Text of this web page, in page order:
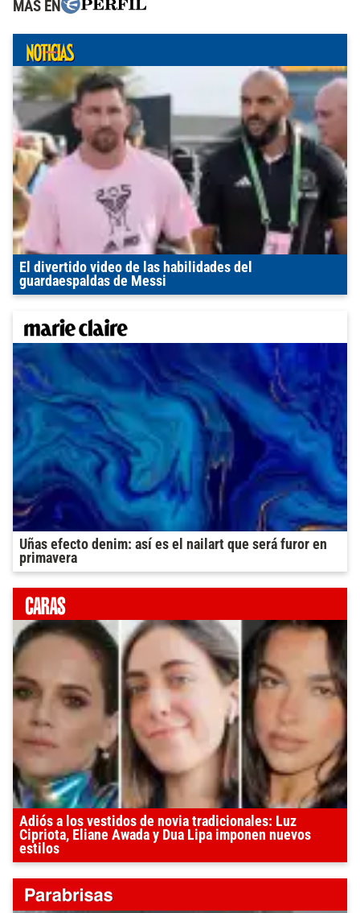
MÁS EN
El divertido video de las habilidades del
guardaespaldas de Messi
Uñas efecto denim: así es el nailart que será furor en
primavera
Adiós a los vestidos de novia tradicionales: Luz
Cipriota, Eliane Awada y Dua Lipa imponen nuevos
estilos